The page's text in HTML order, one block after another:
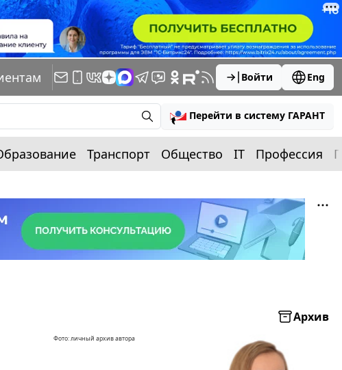
Войти Eng
Перейти в систему ГАРАНТ
Транспорт Общество IT Профессия
Архив
Фото: личный архив автора